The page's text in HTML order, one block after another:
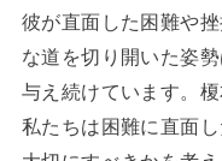
彼が直面した困難や
な道を切り開いた姿
与え続けています。
私たちは困難に直面